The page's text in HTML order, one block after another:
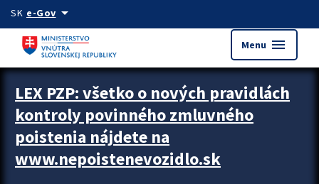
Preskocit na hlavný obsah
SK e-Govarrow_drop_down
Menu menu
Zastavit automatický posun upútavok
LEX PZP: všetko o nových pravidlách
kontroly povinného zmluvného
poistenia nájdete na
www.nepoistenevozidlo.sk